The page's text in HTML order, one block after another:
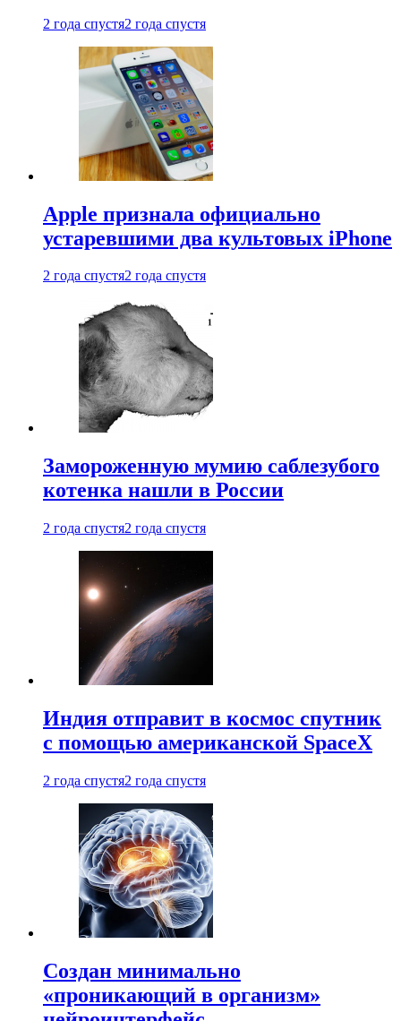
2 года спустя2 года спустя
Apple признала официально
устаревшими два культовых iPhone
2 года спустя2 года спустя
Замороженную мумию саблезубого
котенка нашли в России
2 года спустя2 года спустя
Индия отправит в космос спутник
с помощью американской SpaceX
2 года спустя2 года спустя
Создан минимально
«проникающий в организм»